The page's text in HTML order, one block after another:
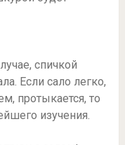
спичкой
Если сало легко,
протыкается, то
изучения.